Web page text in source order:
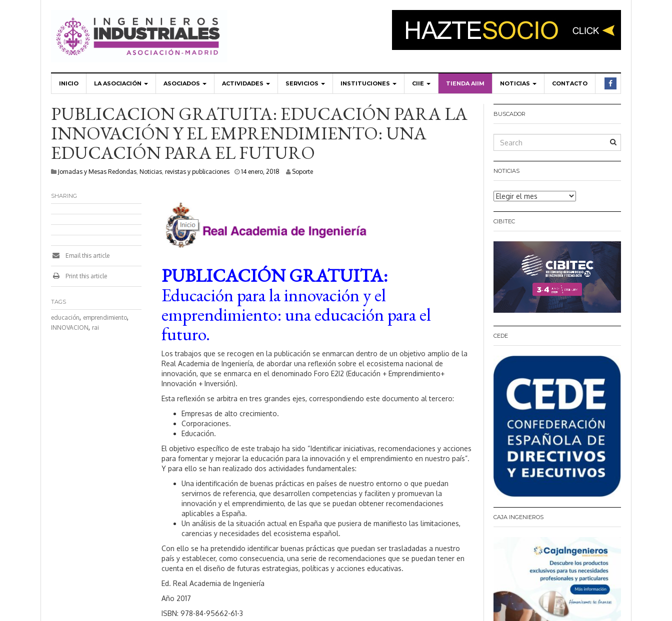
INICIO LA ASOCIACIÓN ASOCIADOS ACTIVIDADES SERVICIOS INSTITUCIONES CIIE TIENDA AIIM NOTICIAS CONTACTO
PUBLICACION GRATUITA: EDUCACIÓN PARA LA
INNOVACIÓN Y EL EMPRENDIMIENTO: UNA
EDUCACIÓN PARA EL FUTURO
Jornadas y Mesas Redondas, Noticias, revistas y publicaciones 14 enero, 2018
,
Soporte
PUBLICACIÓN GRATUITA:
Educación para la innovación y el
emprendimiento: una educación para el
futuro.
Los trabajos que se recogen en la publicación se enmarcan dentro de un objetivo amplio de la
Real Academia de Ingeniería, de abordar una reflexión sobre el ecosistema nacional de
innovación, que se enmarca en el denominado Foro E2I2 (Educación + Emprendimiento+
Innovación + Inversión).
Esta reflexión se arbitra en tres grandes ejes, correspondiendo este documento al tercero:
Empresas de alto crecimiento.
Corporaciones.
Educación.
El objetivo específico de este trabajo ha sido “Identificar iniciativas, recomendaciones y acciones
para fomentar y mejorar la educación para la innovación y el emprendimiento en nuestro país”.
Y para ello se han realizado dos actividades fundamentales:
Una identificación de buenas prácticas en países de nuestro entorno o que puedan
servirnos de referencia, que desarrollen competencias y faciliten y promuevan la
innovación y el emprendimiento, de las que se puedan obtener recomendaciones
aplicables a España.
Un análisis de la situación actual en España que pusiera de manifiesto las limitaciones,
carencias y necesidades del ecosistema español.
Con ello se ha pretendido identificar buenas prácticas que puedan ser trasladadas a nuestro
país y establecer, como consecuencia, una serie de recomendaciones que se puedan tener en
cuenta en el diseño de futuras estrategias, políticas y acciones educativas.
Ed. Real Academia de Ingeniería
Año 2017
ISBN: 978-84-95662-61-3
SHARING
Email this article
Print this article
TAGS
educación, emprendimiento,
INNOVACION, rai
BUSCADOR
NOTICIAS
Noticias
CIBITEC
CEDE
CAJA INGENIEROS